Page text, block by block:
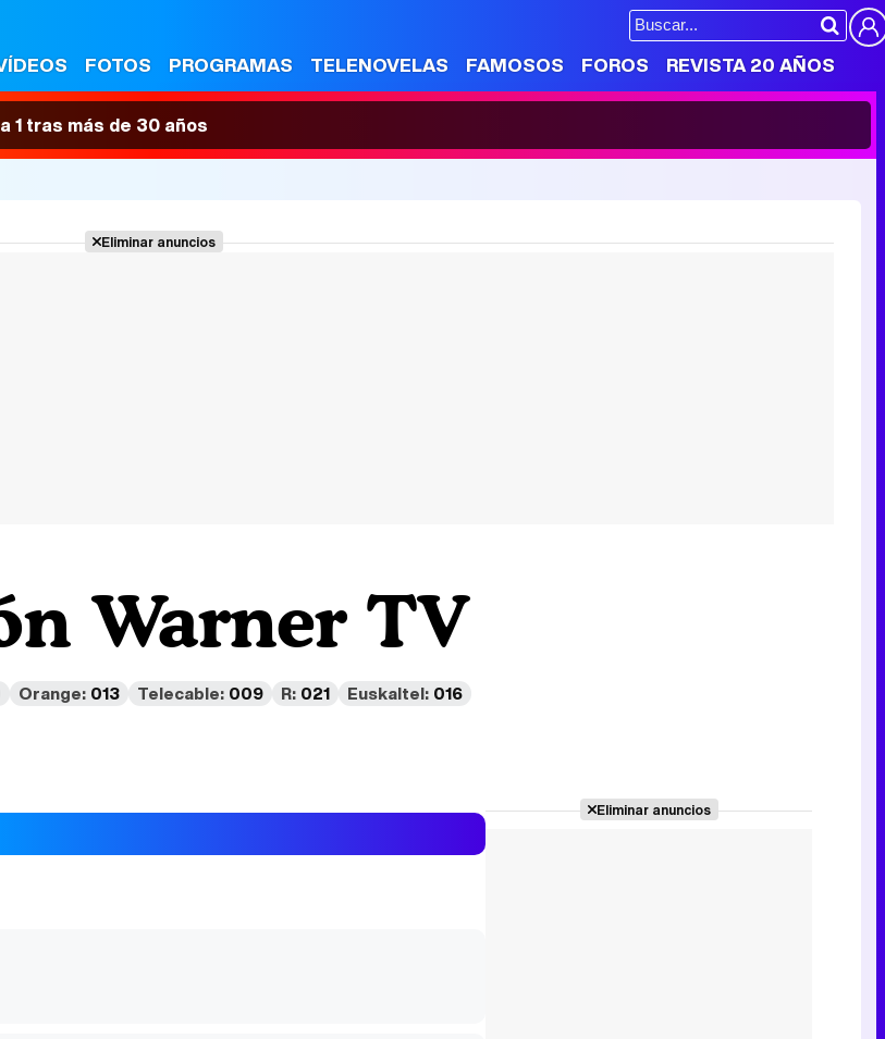
FOTOS PROGRAMAS TELENOVELAS FAMOSOS FOROS REVISTA 20 AÑOS
1 tras más de 30 años
Eliminar anuncios
Warner TV
Orange: 013 Telecable: 009 R: 021 Euskaltel: 016
Eliminar anuncios